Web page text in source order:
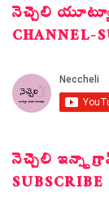
నెచ్చెలి
CHANNEL-
నెచ్చెలి